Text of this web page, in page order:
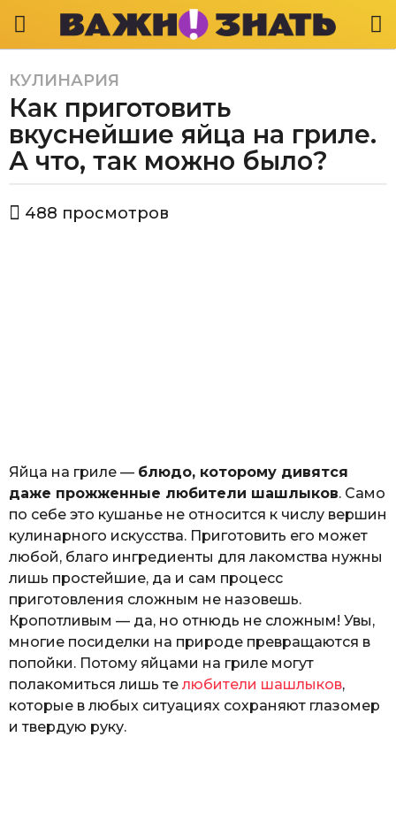
3
г
д
а
g
КУЛИНАРИЯ
Как приготовить
вкуснейшие яйца на гриле.
А что, так можно было?
в
488 просмотров
Яйца на гриле — блюдо, которому дивятся
даже прожженные любители шашлыков. Само
по себе это кушанье не относится к числу вершин
кулинарного искусства. Приготовить его может
любой, благо ингредиенты для лакомства нужны
лишь простейшие, да и сам процесс
приготовления сложным не назовешь.
Кропотливым — да, но отнюдь не сложным! Увы,
многие посиделки на природе превращаются в
попойки. Потому яйцами на гриле могут
полакомиться лишь те любители шашлыков,
которые в любых ситуациях сохраняют глазомер
и твердую руку.